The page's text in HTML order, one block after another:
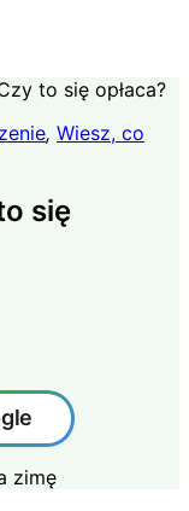
to się opłaca?
, Wiesz, co
się